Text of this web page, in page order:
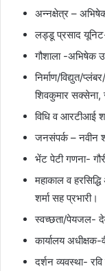
अन्नक्षेत्र –
लड्डू प्रसाद यूनिट-
गौशाला -अभिषेक
निर्माण/विद्युत/
शिवकुमार सक्सेना,
विधि व आरटीआई
जनसंपर्क – नवीन
भेंट पेटी गणना-
महाकाल व
शर्मा सह प्रभारी।
स्वच्छता/पेयजल-
कार्यालय अधीक्षक-
दर्शन व्यवस्था-